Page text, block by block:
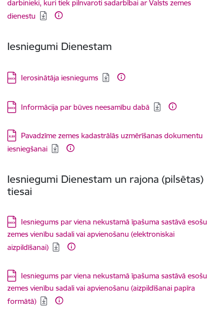
darbinieki, kuri tiek pilnvaroti sadarbībai ar Valsts zemes
dienestu
Iesniegumi Dienestam
Lejupielādēt:
Ierosinātāja iesniegums
Lejupielādēt:
Informācija par būves neesamību dabā
Lejupielādēt:
Pavadzīme zemes kadastrālās uzmērīšanas dokumentu
iesniegšanai
Iesniegumi Dienestam un rajona (pilsētas)
tiesai
Lejupielādēt:
Iesniegums par viena nekustamā īpašuma sastāvā esošu
zemes vienību sadali vai apvienošanu (elektroniskai
aizpildīšanai)
Lejupielādēt:
Iesniegums par viena nekustamā īpašuma sastāvā esošu
zemes vienību sadali vai apvienošanu (aizpildīšanai papīra
formātā)